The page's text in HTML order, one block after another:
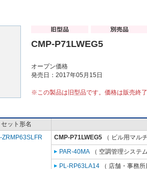
CMP-P71LWEG5
オープン価格
発売日：2017年05月15日
※この製品は旧型品です。価格は販売終
セット形名
ZRMP63SLFR
CMP-P71LWEG5 （ ビル用マル
PAR-40MA （ 空調管理システ
PL-RP63LA14 （ 店舗・事務